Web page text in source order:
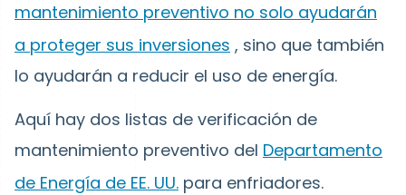
mantenimiento preventivo no solo ayudarán
a proteger sus inversiones , sino que también
lo ayudarán a reducir el uso de energía.
Aquí hay dos listas de verificación de
mantenimiento preventivo del Departamento
de Energía de EE. UU. para enfriadores.